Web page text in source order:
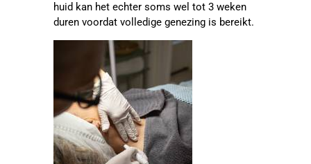
huid kan het echter soms wel tot 3 weken
duren voordat volledige genezing is bereikt.